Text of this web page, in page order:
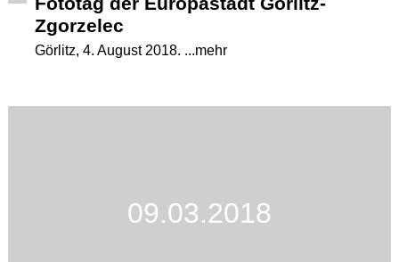
Zgorzelec
Görlitz, 4. August 2018. ...mehr
09.03.2018